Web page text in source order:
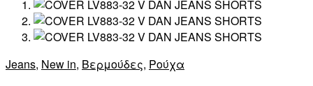
Jeans, New in, Βερμούδες, Ρούχα